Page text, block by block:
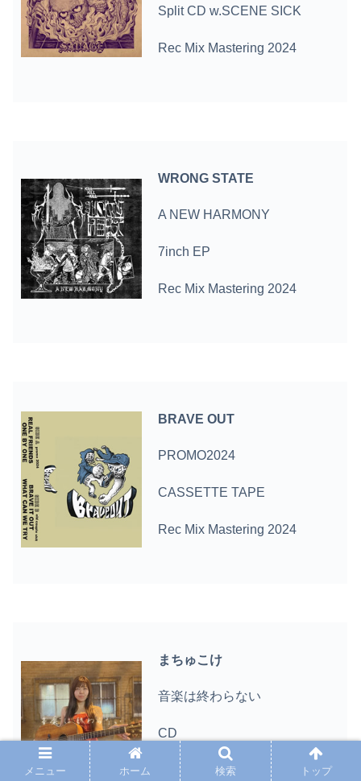
Split CD w.SCENE SICK
Rec Mix Mastering 2024
WRONG STATE
A NEW HARMONY
7inch EP
Rec Mix Mastering 2024
BRAVE OUT
PROMO2024
CASSETTE TAPE
Rec Mix Mastering 2024
まちゅこけ
音楽は終わらない
CD
Rec Mix Mastering 2024
メニュー ホーム 検索 トップ